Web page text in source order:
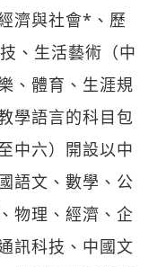
濟與社會*、歷
、生活藝術（中
、體育、生涯規
學語言的科目包
中六）開設以中
語文、數學、公
物理、經濟、企
訊科技、中國文